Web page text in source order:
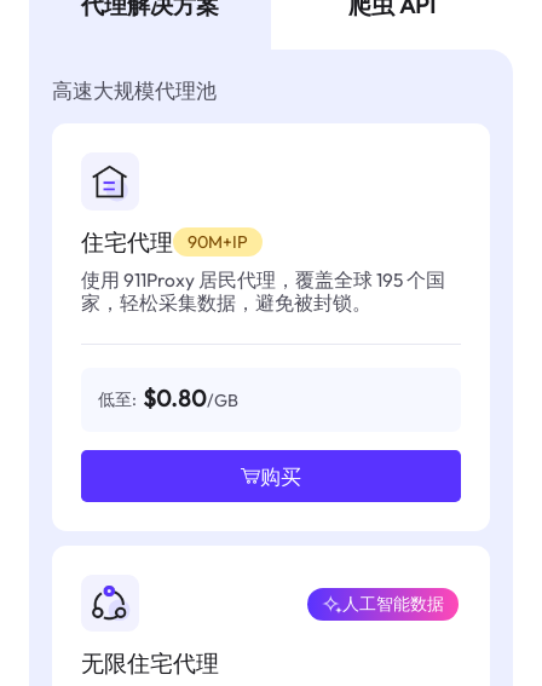
高速大规模代理池
住宅代理 90M+IP
使用 911Proxy 居民代理，覆盖全球 195 个国
家，轻松采集数据，避免被封锁。
低至: $0.80/GB
购买
无限住宅代理
人工智能数据